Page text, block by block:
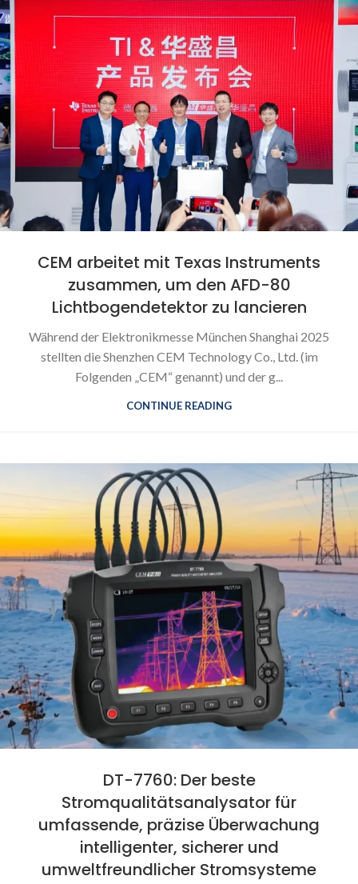
CEM arbeitet mit Texas Instruments
zusammen, um den AFD-80
Lichtbogendetektor zu lancieren
Während der Elektronikmesse München Shanghai 2025
stellten die Shenzhen CEM Technology Co., Ltd. (im
Folgenden „CEM“ genannt) und der g...
CONTINUE READING
DT-7760: Der beste
Stromqualitätsanalysator für
umfassende, präzise Überwachung
intelligenter, sicherer und
umweltfreundlicher Stromsysteme